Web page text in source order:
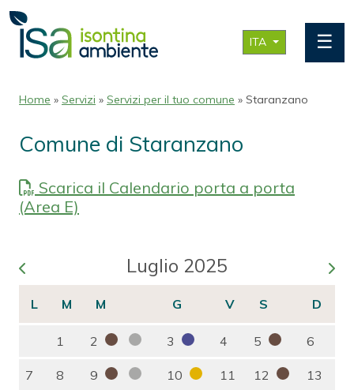
ITA ☰
Home » Servizi » Servizi per il tuo comune » Staranzano
Comune di Staranzano
Scarica il Calendario porta a porta
(Area E)
Luglio 2025
1 2 3 4 5 6
7 8 9 10 11 12 13